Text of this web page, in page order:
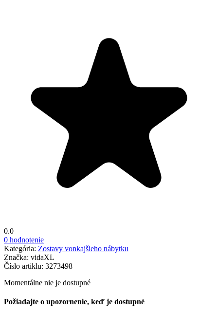
0.0
0 hodnotenie
Kategória: Zostavy vonkajšieho nábytku
Značka: vidaXL
Číslo artiklu: 3273498
Momentálne nie je dostupné
Požiadajte o upozornenie, keď je dostupné